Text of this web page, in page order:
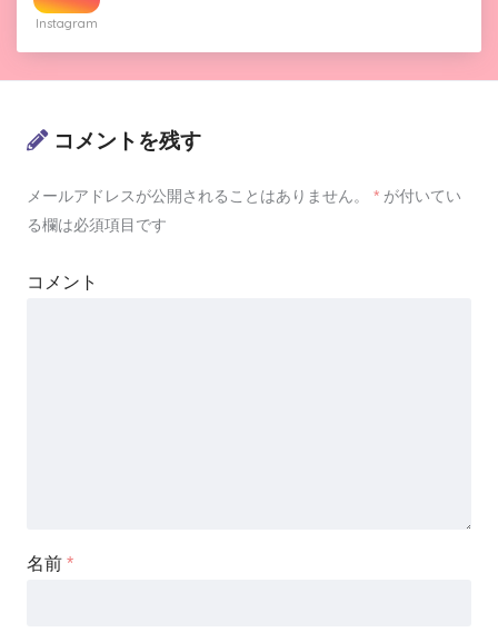
Instagram
コメントを残す
メールアドレスが公開されることはありません。 * が付いてい
る欄は必須項目です
コメント
名前 *